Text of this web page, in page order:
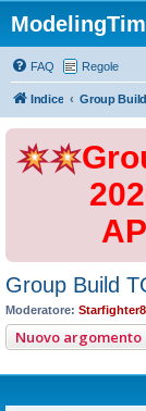
FAQ Regole
Indice
Group Build
Moderatore:
Nuovo argomento